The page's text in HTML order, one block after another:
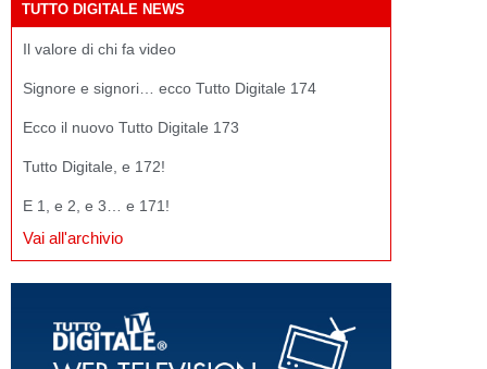
TUTTO DIGITALE NEWS
Il valore di chi fa video
Signore e signori… ecco Tutto Digitale 174
Ecco il nuovo Tutto Digitale 173
Tutto Digitale, e 172!
E 1, e 2, e 3… e 171!
Vai all'archivio